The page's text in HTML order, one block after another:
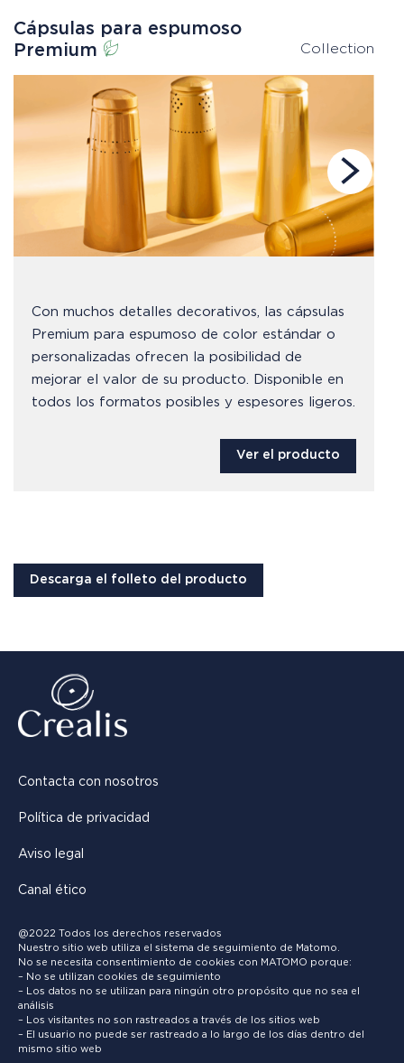
Cápsulas para espumoso
Premium
Collection
Con muchos detalles decorativos, las cápsulas
Premium para espumoso de color estándar o
personalizadas ofrecen la posibilidad de
mejorar el valor de su producto. Disponible en
todos los formatos posibles y espesores ligeros.
Ver el producto
Descarga el folleto del producto
Contacta con nosotros
Política de privacidad
Aviso legal
Canal ético
@2022 Todos los derechos reservados
Nuestro sitio web utiliza el sistema de seguimiento de Matomo.
No se necesita consentimiento de cookies con MATOMO porque:
– No se utilizan cookies de seguimiento
– Los datos no se utilizan para ningún otro propósito que no sea el
análisis
– Los visitantes no son rastreados a través de los sitios web
– El usuario no puede ser rastreado a lo largo de los días dentro del
mismo sitio web